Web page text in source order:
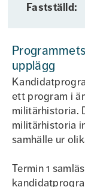
Fastställd:
upplägg
ett program i
militärhistoria.
militärhistoria
samhälle ur
Termin 1